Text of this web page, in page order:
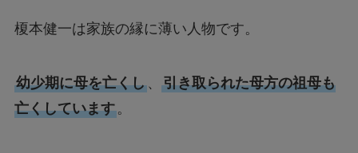
榎本健一は家族の縁に薄い人物です。
幼少期に母を亡くし、 引き取られた母方の祖母も
亡くしています。